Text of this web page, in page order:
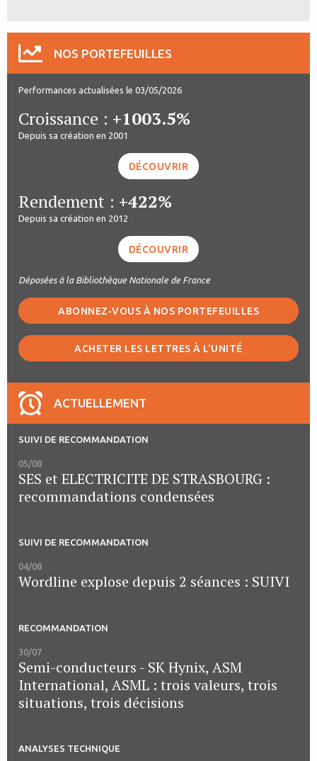
NOS PORTEFEUILLES
Performances actualisées le 03/05/2026
Croissance : +1003.5%
Depuis sa création en 2001
DÉCOUVRIR
Rendement : +422%
Depuis sa création en 2012
DÉCOUVRIR
Déposées à la Bibliothèque Nationale de France
ABONNEZ-VOUS À NOS PORTEFEUILLES
ACHETER LES LETTRES À L'UNITÉ
ACTUELLEMENT
SUIVI DE RECOMMANDATION
05/08
SES et ELECTRICITE DE STRASBOURG :
recommandations condensées
SUIVI DE RECOMMANDATION
04/08
Wordline explose depuis 2 séances : SUIVI
RECOMMANDATION
30/07
Semi-conducteurs - SK Hynix, ASM
International, ASML : trois valeurs, trois
situations, trois décisions
ANALYSES TECHNIQUE